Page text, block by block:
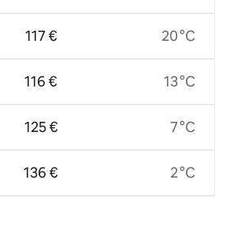
117 €
116 €
125 €
136 €
20 °C
13 °C
7 °C
2 °C